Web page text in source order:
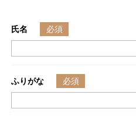
氏名
ふりがな